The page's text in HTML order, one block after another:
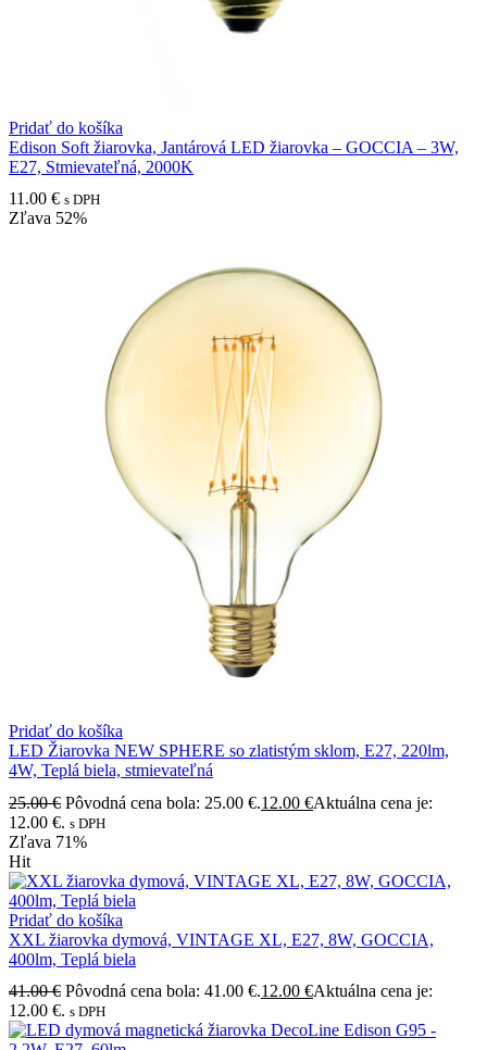
Pridať do košíka
Edison Soft žiarovka, Jantárová LED žiarovka – GOCCIA – 3W,
E27, Stmievateľná, 2000K
11.00 € s DPH
Zľava 52%
Pridať do košíka
LED Žiarovka NEW SPHERE so zlatistým sklom, E27, 220lm,
4W, Teplá biela, stmievateľná
25.00€ Pôvodná cena bola: 25.00 €.12.00 €Aktuálna cena je:
12.00 €. s DPH
Zľava 71%
Hit
Pridať do košíka
XXL žiarovka dymová, VINTAGE XL, E27, 8W, GOCCIA,
400lm, Teplá biela
41.00€ Pôvodná cena bola: 41.00 €.12.00 €Aktuálna cena je:
12.00 €. s DPH